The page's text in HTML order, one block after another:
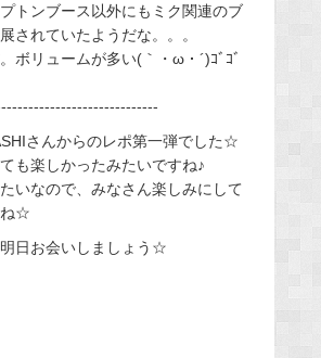
トンブース以外にもミク関連のブ
されていたようだな。。。
ボリュームが多い(｀・ω・´)ｺﾞｺﾞ
さんからのレポ第一弾でした☆
も楽しかったみたいですね♪
いなので、みなさん楽しみにして
ね☆
日お会いしましょう☆